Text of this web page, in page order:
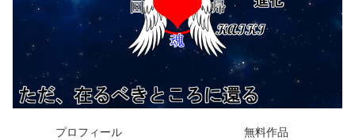
プロフィール 無料作品